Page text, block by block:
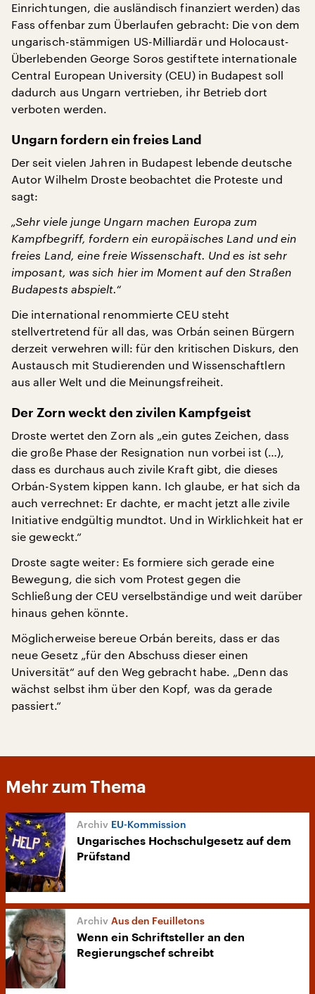
Einrichtungen, die ausländisch finanziert werden) das
Fass offenbar zum Überlaufen gebracht: Die von dem
ungarisch-stämmigen US-Milliardär und Holocaust-
Überlebenden George Soros gestiftete internationale
Central European University (CEU) in Budapest soll
dadurch aus Ungarn vertrieben, ihr Betrieb dort
verboten werden.
Ungarn fordern ein freies Land
Der seit vielen Jahren in Budapest lebende deutsche
Autor Wilhelm Droste beobachtet die Proteste und
sagt:
„Sehr viele junge Ungarn machen Europa zum
Kampfbegriff, fordern ein europäisches Land und ein
freies Land, eine freie Wissenschaft. Und es ist sehr
imposant, was sich hier im Moment auf den Straßen
Budapests abspielt.“
Die international renommierte CEU steht
stellvertretend für all das, was Orbán seinen Bürgern
derzeit verwehren will: für den kritischen Diskurs, den
Austausch mit Studierenden und Wissenschaftlern
aus aller Welt und die Meinungsfreiheit.
Der Zorn weckt den zivilen Kampfgeist
Droste wertet den Zorn als „ein gutes Zeichen, dass
die große Phase der Resignation nun vorbei ist (…),
dass es durchaus auch zivile Kraft gibt, die dieses
Orbán-System kippen kann. Ich glaube, er hat sich da
auch verrechnet: Er dachte, er macht jetzt alle zivile
Initiative endgültig mundtot. Und in Wirklichkeit hat er
sie geweckt.“
Droste sagte weiter: Es formiere sich gerade eine
Bewegung, die sich vom Protest gegen die
Schließung der CEU verselbständige und weit darüber
hinaus gehen könnte.
Möglicherweise bereue Orbán bereits, dass er das
neue Gesetz „für den Abschuss dieser einen
Universität“ auf den Weg gebracht habe. „Denn das
wächst selbst ihm über den Kopf, was da gerade
passiert.“
Mehr zum Thema
EU-Kommission
Ungarisches Hochschulgesetz auf dem
Prüfstand
Aus den Feuilletons
Wenn ein Schriftsteller an den
Regierungschef schreibt